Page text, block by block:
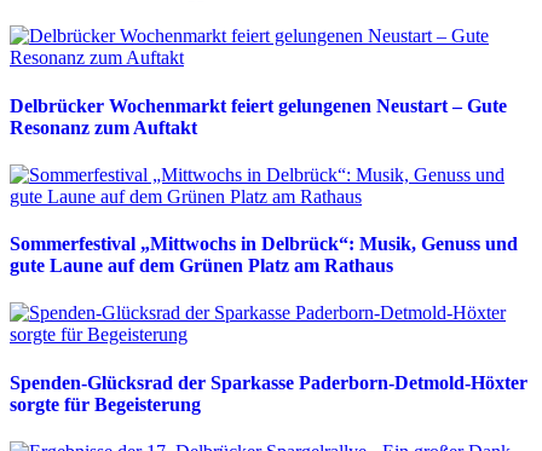
Delbrücker Wochenmarkt feiert gelungenen Neustart – Gute
Resonanz zum Auftakt
Sommerfestival „Mittwochs in Delbrück“: Musik, Genuss und
gute Laune auf dem Grünen Platz am Rathaus
Spenden-Glücksrad der Sparkasse Paderborn-Detmold-Höxter
sorgte für Begeisterung